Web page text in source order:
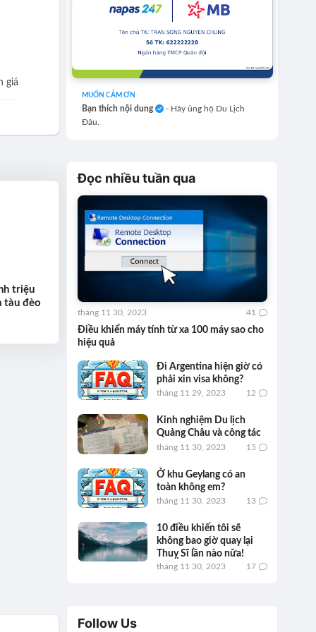
giá
triệu
tàu đèo
MUỐN CẢM ƠN
Bạn thích nội dung
- Hãy ủng hộ Du Lịch
Đâu.
Đọc nhiều tuần qua
Điều khiển máy tính từ xa 100 máy sao cho
hiệu quả
tháng 11 30, 2023 41
Đi Argentina hiện giờ có
phải xin visa không?
tháng 11 29, 2023 12
Kinh nghiệm Du lịch
Quảng Châu và công tác
tháng 11 30, 2023 15
Ở khu Geylang có an
toàn không em?
tháng 11 30, 2023 13
10 điều khiến tôi sẽ
không bao giờ quay lại
Thuỵ Sĩ lần nào nữa!
tháng 11 30, 2023 17
Follow Us